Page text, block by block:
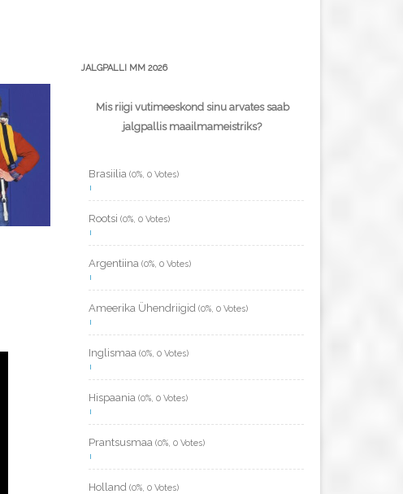
JALGPALLI MM 2026
Mis riigi vutimeeskond sinu arvates saab
jalgpallis maailmameistriks?
Brasiilia (0%, 0 Votes)
Rootsi (0%, 0 Votes)
Argentiina (0%, 0 Votes)
Ameerika Ühendriigid (0%, 0 Votes)
Inglismaa (0%, 0 Votes)
Hispaania (0%, 0 Votes)
Prantsusmaa (0%, 0 Votes)
Holland (0%, 0 Votes)